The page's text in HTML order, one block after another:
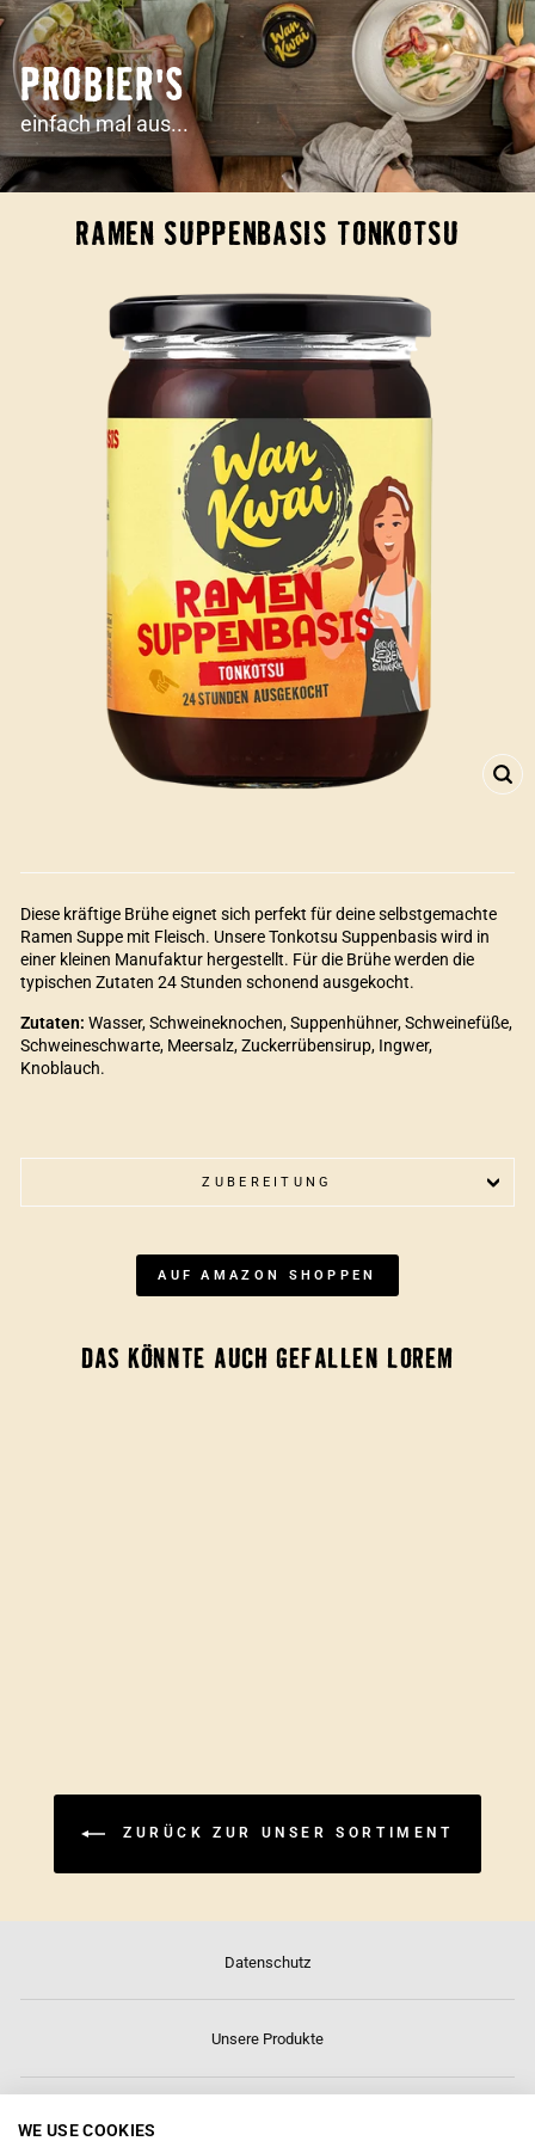
PROBIER'S
einfach mal aus...
RAMEN SUPPENBASIS TONKOTSU
Diese kräftige Brühe eignet sich perfekt für deine selbstgemachte
Ramen Suppe mit Fleisch. Unsere Tonkotsu Suppenbasis wird in
einer kleinen Manufaktur hergestellt. Für die Brühe werden die
typischen Zutaten 24 Stunden schonend ausgekocht.
Zutaten: Wasser, Schweineknochen, Suppenhühner, Schweinefüße,
Schweineschwarte, Meersalz, Zuckerrübensirup, Ingwer,
Knoblauch.
ZUBEREITUNG
AUF AMAZON SHOPPEN
DAS KÖNNTE AUCH GEFALLEN LOREM
ZURÜCK ZUR UNSER SORTIMENT
Datenschutz
Unsere Produkte
WE USE COOKIES